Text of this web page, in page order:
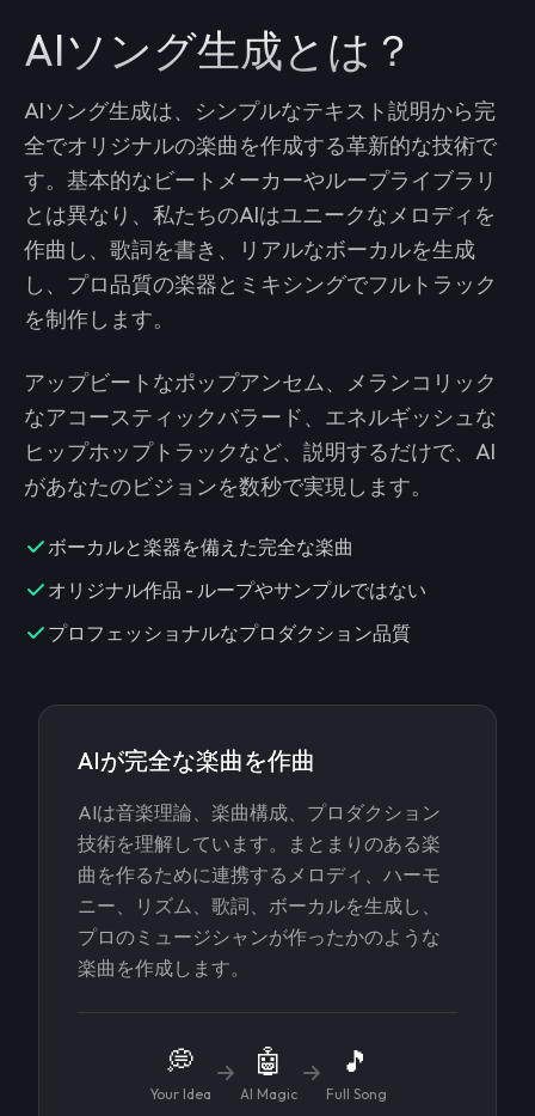
AIソング生成とは？
AIソング生成は、シンプルなテキスト説明から完
全でオリジナルの楽曲を作成する革新的な技術で
す。基本的なビートメーカーやループライブラリ
とは異なり、私たちのAIはユニークなメロディを
作曲し、歌詞を書き、リアルなボーカルを生成
し、プロ品質の楽器とミキシングでフルトラック
を制作します。
アップビートなポップアンセム、メランコリック
なアコースティックバラード、エネルギッシュな
ヒップホップトラックなど、説明するだけで、AI
があなたのビジョンを数秒で実現します。
ボーカルと楽器を備えた完全な楽曲
オリジナル作品 - ループやサンプルではない
プロフェッショナルなプロダクション品質
AIが完全な楽曲を作曲
AIは音楽理論、楽曲構成、プロダクション
技術を理解しています。まとまりのある楽
曲を作るために連携するメロディ、ハーモ
ニー、リズム、歌詞、ボーカルを生成し、
プロのミュージシャンが作ったかのような
楽曲を作成します。
💭
Your Idea
🤖
AI Magic
🎵
Full Song